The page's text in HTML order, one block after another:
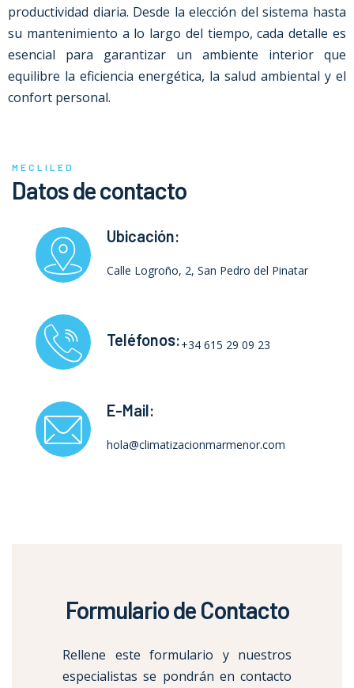
productividad diaria. Desde la elección del sistema hasta
su mantenimiento a lo largo del tiempo, cada detalle es
esencial para garantizar un ambiente interior que
equilibre la eficiencia energética, la salud ambiental y el
confort personal.
MECLILED
Datos de contacto
Ubicación:
Calle Logroño, 2, San Pedro del Pinatar
Teléfonos:+34 615 29 09 23
E-Mail:
hola@climatizacionmarmenor.com
Formulario de Contacto
Rellene este formulario y nuestros
especialistas se pondrán en contacto